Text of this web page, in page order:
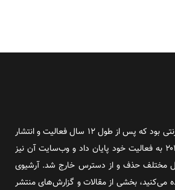
روز آنلاین روزنامه‌ای اینترنتی بود که پس از طول ۱۲ سال فعالیت و انتشار
۲۵۰۰ شماره، در سال ۲۰۱۶ به فعالیت خود پایان داد و وب‌سایت آن نیز
مختلف حذف و از دسترس خارج شد. آرشیوی
می‌کنید، بخشی از مقالات و گزارش‌های منتشر